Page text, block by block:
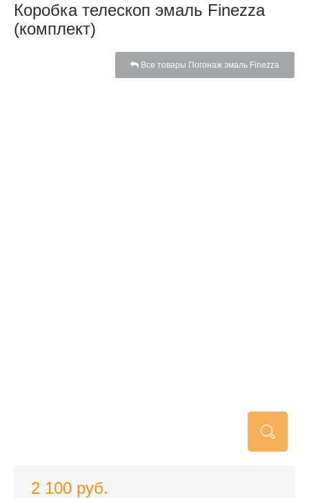
Коробка телескоп эмаль Finezza
(комплект)
Все товары Погонаж эмаль Finezza
2 100 руб.